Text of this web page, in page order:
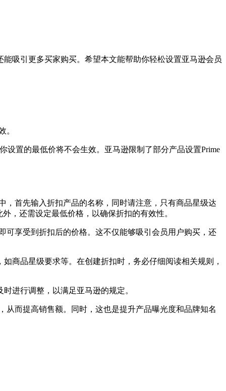
吸引更多买家购买。希望本文能帮助你轻松设置亚马逊会员
。
设置的最低价将不会生效。亚马逊限制了部分产品设置Prime
，首先输入折扣产品的名称，同时请注意，只有商品星级达
，还需设定最低价格，以确保折扣的有效性。
可享受到折扣后的价格。这不仅能够吸引会员用户购买，还
商品星级要求等。在创建折扣时，务必仔细阅读相关规则，
进行调整，以满足亚马逊的规定。
从而提高销售额。同时，这也是提升产品曝光度和品牌知名